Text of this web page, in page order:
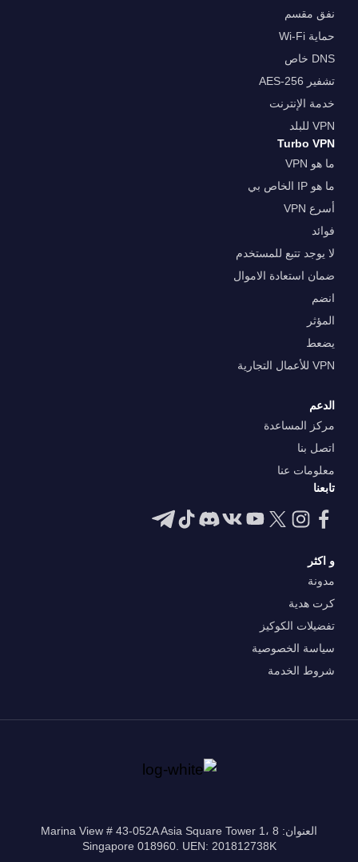
نفق مقسم
حماية Wi-Fi
DNS خاص
تشفير AES-256
خدمة الإنترنت
VPN للبلد
Turbo VPN
ما هو VPN
ما هو IP الخاص بي
أسرع VPN
فوائد
لا يوجد تتبع للمستخدم
ضمان استعادة الاموال
انضم
المؤثر
يضعط
VPN للأعمال التجارية
الدعم
مركز المساعدة
اتصل بنا
معلومات عنا
تابعنا
و اكثر
مدونة
كرت هدية
تفضيلات الكوكيز
سياسة الخصوصية
شروط الخدمة
العنوان: 8 Marina View # 43-052A Asia Square Tower 1،
Singapore 018960. UEN: 201812738K